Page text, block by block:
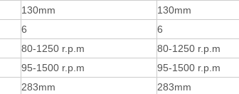
130mm
130mm
6
6
80-1250 r.p.m
80-1250 r.p.m
95-1500 r.p.m
95-1500 r.p.m
283mm
283mm